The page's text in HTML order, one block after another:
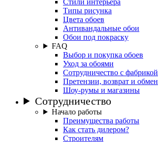
Стили интерьера
Типы рисунка
Цвета обоев
Антивандальные обои
Обои под покраску
FAQ
Выбор и покупка обоев
Уход за обоями
Сотрудничество с фабрикой
Претензии, возврат и обмен
Шоу-румы и магазины
Сотрудничество
Начало работы
Преимущества работы
Как стать дилером?
Строителям